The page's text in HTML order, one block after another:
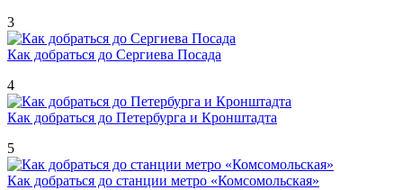
3
Как добраться до Сергиева Посада
4
Как добраться до Петербурга и Кронштадта
5
Как добраться до станции метро «Комсомольская»